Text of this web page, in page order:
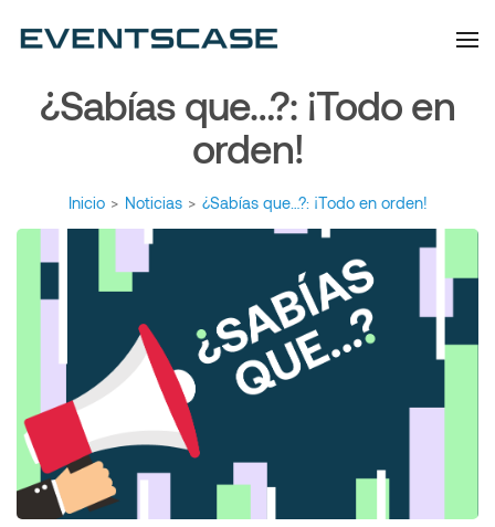
¿Sabías que…?: ¡Todo en
orden!
Inicio > Noticias > ¿Sabías que…?: ¡Todo en orden!